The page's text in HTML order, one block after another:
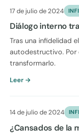
17 de julio de 2024
Diálogo interno
Tras una infidelidad
autodestructivo. Por
transformarlo.
Leer →
14 de julio de 2024
¿Cansados de la